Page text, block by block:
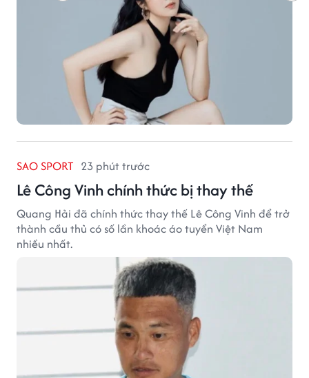
SAO SPORT 23 phút trước
Lê Công Vinh chính thức bị thay thế
Quang Hải đã chính thức thay thế Lê Công Vinh để trở
thành cầu thủ có số lần khoác áo tuyển Việt Nam
nhiều nhất.